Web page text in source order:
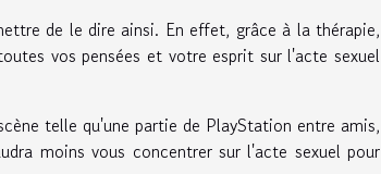
de le dire ainsi. En effet, grâce à la thérapie,
vos pensées et votre esprit sur l'acte sexuel
telle qu'une partie de PlayStation entre amis,
moins vous concentrer sur l'acte sexuel pour